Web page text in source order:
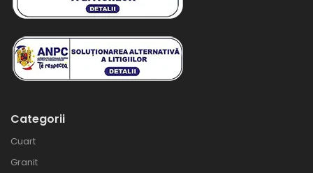
Categorii
Cuart
Granit